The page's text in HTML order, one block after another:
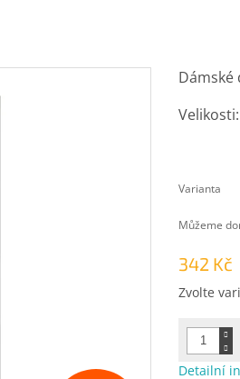
342 Kč
Měrná
Zvolte
Varianta
Můžeme
Dámské
Detailní